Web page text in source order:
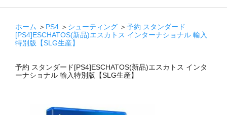
ホーム ＞ PS4 ＞ シューティング ＞予約 スタンダード
[PS4]ESCHATOS(新品)エスカトス インターナショナル 輸入
特別版【SLG生産】
予約 スタンダード[PS4]ESCHATOS(新品)エスカトス インタ
ーナショナル 輸入特別版【SLG生産】